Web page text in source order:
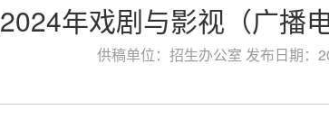
2024年戏剧与影视（广播
供稿单位：招生办公室 发布日期：